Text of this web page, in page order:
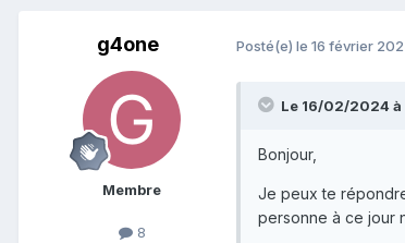
g4one
Membre
8
Posté(e) le 16 février
Le 16/02/2024 à
Bonjour,
Je peux te
personne à ce jour